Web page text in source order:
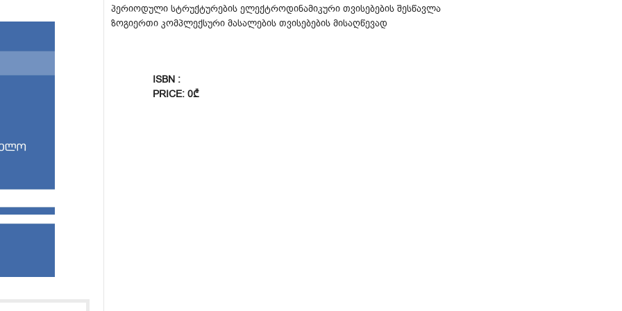
პერიოდული სტრუქტურების ელექტროდინამიკური თვისებების შესწავლა
ზოგიერთი კომპლექსური მასალების თვისებების მისაღწევად
ISBN :
PRICE: 0₾